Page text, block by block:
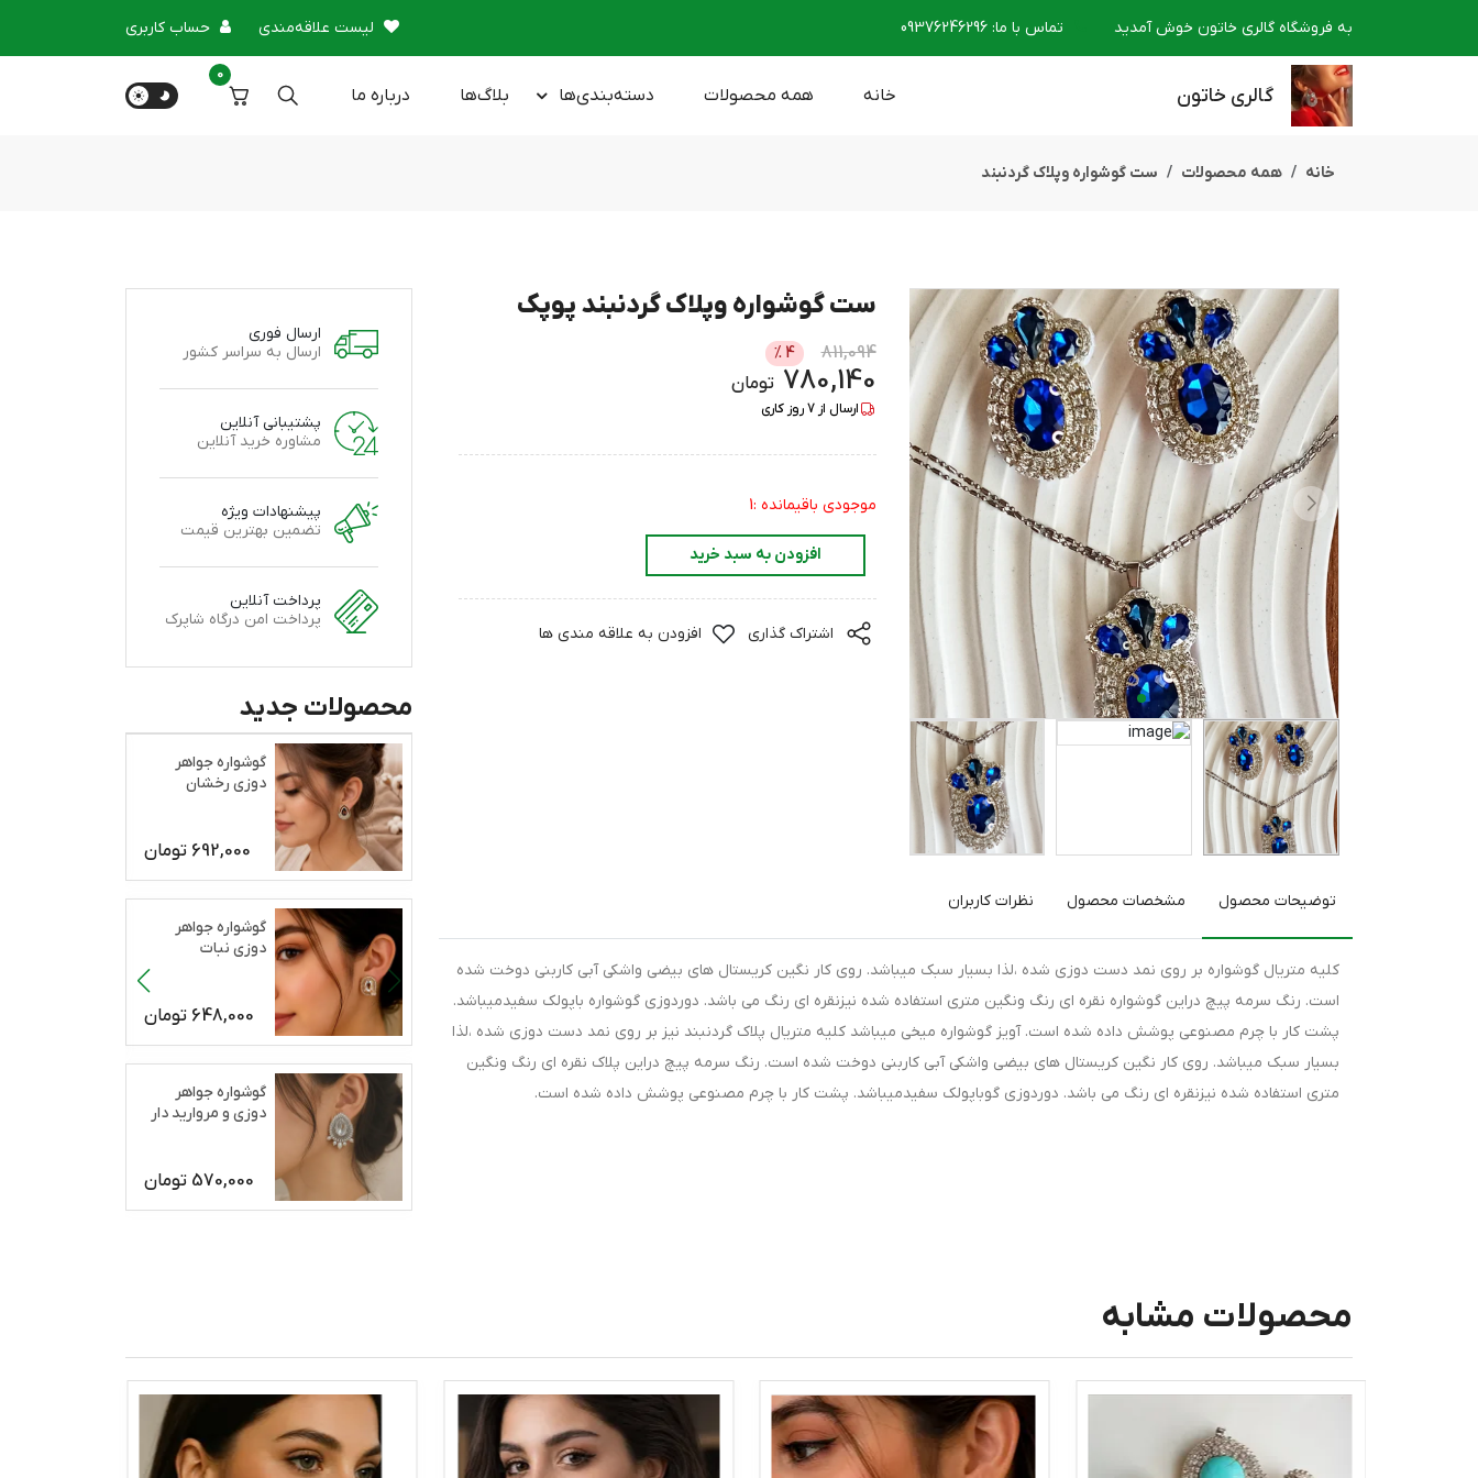
به فروشگاه گالری خاتون خوش آمدید تماس با ما:
09376246296 لیست علاقه‌مندی حساب کاربری
گالری خاتون خانه همه محصولات دسته‌بندی‌ها بلاگ‌ها درباره‌ ما
0
خانه همه محصولات ست گوشواره وپلاک گردنبند
ست گوشواره وپلاک گردنبند پوپک
811,094
4
%
780,140 تومان
ارسال از 7روز کاری
موجودی باقیمانده :1
افزودن به سبد خرید
اشتراک گذاری افزودن به علاقه مندی ها
توضیحات محصول مشخصات محصول نظرات کاربران
کلیه متریال گوشواره بر روی نمد دست دوزی شده ،لذا بسیار سبک میباشد. روی کار نگین کریستال های بیضی واشکی آبی کاربنی دوخت شده
است. رنگ سرمه پیچ دراین گوشواره نقره ای رنگ ونگین متری استفاده شده نیزنقره ای رنگ می باشد. دوردوزی گوشواره باپولک سفیدمیباشد.
پشت کار با چرم مصنوعی پوشش داده شده است. آویز گوشواره میخی میباشد کلیه متریال پلاک گردنبند نیز بر روی نمد دست دوزی شده ،لذا
بسیار سبک میباشد. روی کار نگین کریستال های بیضی واشکی آبی کاربنی دوخت شده است. رنگ سرمه پیچ دراین پلاک نقره ای رنگ ونگین
متری استفاده شده نیزنقره ای رنگ می باشد. دوردوزی گوباپولک سفیدمیباشد. پشت کار با چرم مصنوعی پوشش داده شده است.
ارسال فوری
ارسال به سراسر کشور
پشتیبانی آنلاین
مشاوره خرید آنلاین
پیشنهادات ویژه
تضمین بهترین قیمت
پرداخت آنلاین
پرداخت امن درگاه شاپرک
محصولات جدید
گوشواره جواهر
دوزی رخشان
692,000 تومان
گوشواره جواهر
دوزی نبات
648,000 تومان
گوشواره جواهر
دوزی و مروارید دار
570,000 تومان
محصولات مشابه